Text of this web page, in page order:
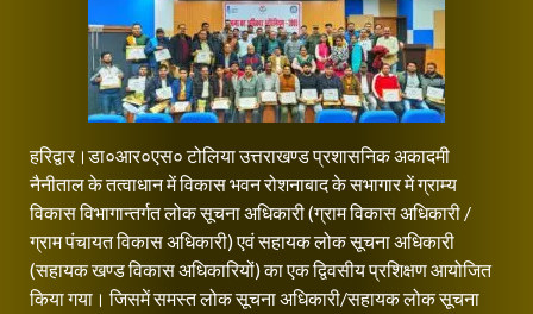
हरिद्वार।डा०आर०एस० टोलिया उत्तराखण्ड प्रशासनिक अकादमी
नैनीताल के तत्वाधान में विकास भवन रोशनाबाद के सभागार में ग्राम्य
विकास विभागान्तर्गत लोक सूचना अधिकारी (ग्राम विकास अधिकारी /
ग्राम पंचायत विकास अधिकारी) एवं सहायक लोक सूचना अधिकारी
(सहायक खण्ड विकास अधिकारियों) का एक द्विवसीय प्रशिक्षण आयोजित
किया गया। जिसमें समस्त लोक सूचना अधिकारी/सहायक लोक सूचना